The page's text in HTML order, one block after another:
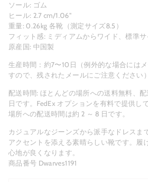
ソール: ゴム
ヒール: 2.7 cm/1.06"
重量: 0.26kg 各靴（測定サイズ8.5）
フィット感: ミディアムからワイド、標準サ
原産国: 中国製
生産時間：約7〜10日（例外的な場合には
すので、残されたメールにご注意ください）
配送時間: ほとんどの場所への送料無料、配
日です。FedEx オプションを有料で提供し
場所への配送時間は約 2 ～ 8 日です。
カジュアルなジーンズから派手なドレスま
アクセントを添える素晴らしい靴です。履
心地が良くなります。
商品番号 Dwarves1191